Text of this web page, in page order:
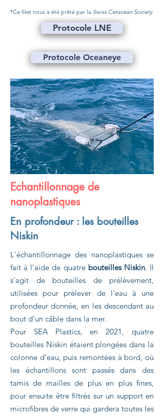
*Ce filet nous a été prêté par la Swiss Cetacean Society
Protocole LNE
Protocole Oceaneye
Echantillonnage de
nanoplastiques
En profondeur : les bouteilles
Niskin
L'échantillonnage des nanoplastiques se
fait à l'aide de quatre bouteilles Niskin. Il
s'agit de bouteilles de prélèvement,
utilisées pour prélever de l'eau à une
profondeur donnée, en les descendant au
bout d'un câble dans la mer.
Pour SEA Plastics, en 2021, quatre
bouteilles Niskin étaient plongées dans la
colonne d'eau, puis remontées à bord, où
les échantillons sont passés dans des
tamis de mailles de plus en plus fines,
pour ensuite être filtrés sur un support en
microfibres de verre qui gardera toutes les